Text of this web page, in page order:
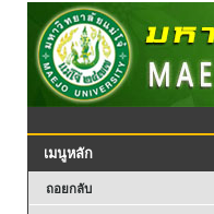
เมนูหลัก
ถอยกลับ